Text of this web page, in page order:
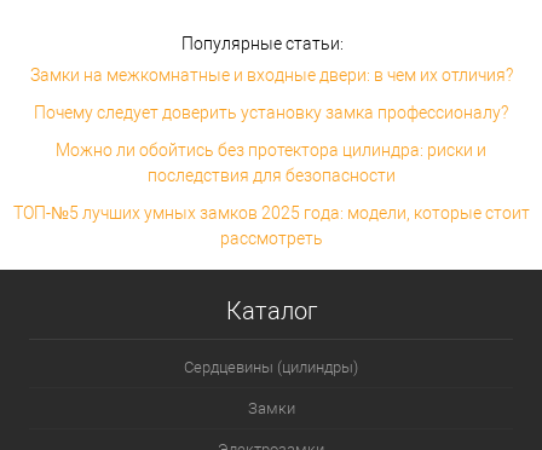
Популярные статьи:
Замки на межкомнатные и входные двери: в чем их отличия?
Почему следует доверить установку замка профессионалу?
Можно ли обойтись без протектора цилиндра: риски и
последствия для безопасности
ТОП-№5 лучших умных замков 2025 года: модели, которые стоит
рассмотреть
Каталог
Сердцевины (цилиндры)
Замки